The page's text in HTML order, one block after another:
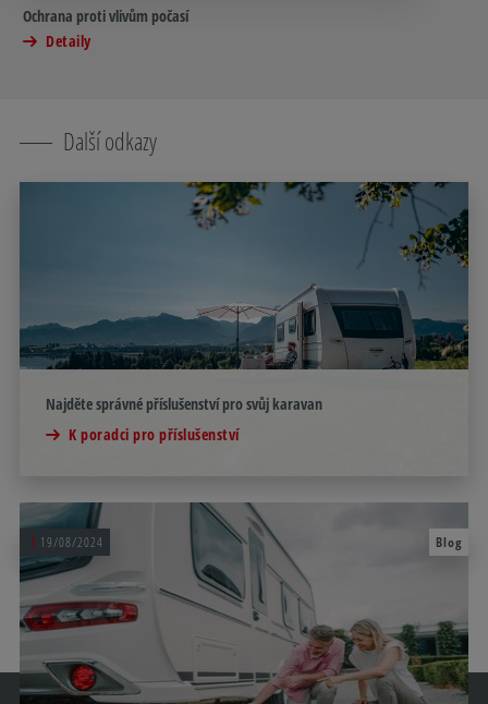
Ochrana proti vlivům počasí
Detaily
Další odkazy
Najděte správné příslušenství pro svůj karavan
K poradci pro příslušenství
19/08/2024 Blog